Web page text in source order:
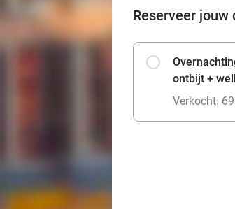
Reserveer jouw
ontbijt +
Verkocht: 69